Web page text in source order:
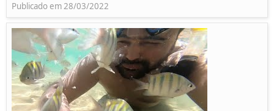
Publicado em 28/03/2022